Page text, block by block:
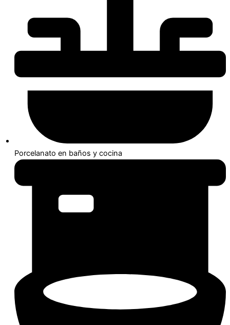
Porcelanato en baños y cocina